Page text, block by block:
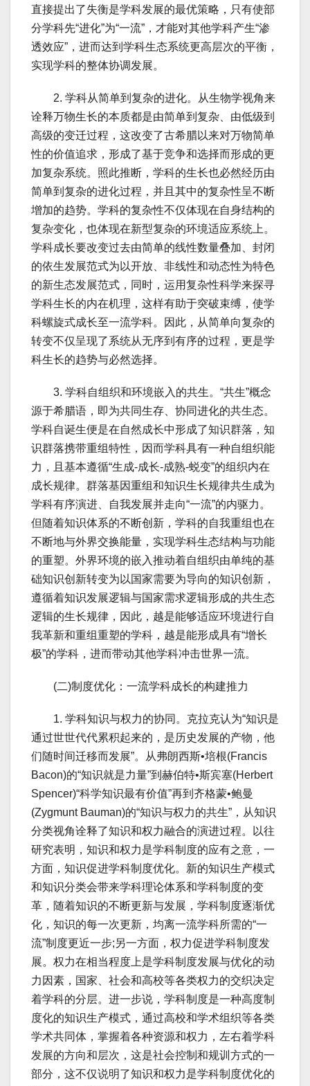
直接提出了失衡是学科发展的最优策略，只有使部
分学科先“进化”为“一流”，才能对其他学科产生“渗
透效应”，进而达到学科生态系统更高层次的平衡，
实现学科的整体协调发展。
2. 学科从简单到复杂的进化。从生物学视角来
诠释万物生长的本质都是由简单到复杂、由低级到
高级的变迁过程，这改变了古希腊以来对万物简单
性的价值追求，形成了基于竞争和选择而形成的更
加复杂系统。照此推断，学科的生长也必然经历由
简单到复杂的进化过程，并且其中的复杂性呈不断
增加的趋势。学科的复杂性不仅体现在自身结构的
复杂变化，也体现在新型复杂的环境适应系统上。
学科成长要改变过去由简单的线性数量叠加、封闭
的依生发展范式为以开放、非线性和动态性为特色
的新生态发展范式，同时，运用复杂性科学来探寻
学科生长的内在机理，这样有助于突破束缚，使学
科螺旋式成长至一流学科。因此，从简单向复杂的
转变不仅呈现了系统从无序到有序的过程，更是学
科生长的趋势与必然选择。
3. 学科自组织和环境嵌入的共生。“共生”概念
源于希腊语，即为共同生存、协同进化的共生态。
学科自诞生便是在自然成长中形成了知识群落，知
识群落携带重组特性，因而学科具有一种自组织能
力，且基本遵循“生成-成长-成熟-蜕变”的组织内在
成长规律。群落基因重组和知识生长规律共生成为
学科有序演进、自我发展并走向“一流”的内驱力。
但随着知识体系的不断创新，学科的自我重组也在
不断地与外界交换能量，实现学科生态结构与功能
的重塑。外界环境的嵌入推动着自组织由单纯的基
础知识创新转变为以国家需要为导向的知识创新，
遵循着知识发展逻辑与国家需求逻辑形成的共生态
逻辑的生长规律，因此，越是能够适应环境进行自
我革新和重组重塑的学科，越是能形成具有“增长
极”的学科，进而带动其他学科冲击世界一流。
(二)制度优化：一流学科成长的构建推力
1. 学科知识与权力的协同。克拉克认为“知识是
通过世世代代累积起来的，是历史发展的产物，他
们随时间迁移而发展”。从弗朗西斯•培根(Francis
Bacon)的“知识就是力量”到赫伯特•斯宾塞(Herbert
Spencer)“科学知识最有价值”再到齐格蒙•鲍曼
(Zygmunt Bauman)的“知识与权力的共生”，从知识
分类视角诠释了知识和权力融合的演进过程。以往
研究表明，知识和权力是学科制度的应有之意，一
方面，知识促进学科制度优化。新的知识生产模式
和知识分类会带来学科理论体系和学科制度的变
革，随着知识的不断更新与发展，学科制度逐渐优
化，知识的每一次更新，均离一流学科所需的“一
流”制度更近一步;另一方面，权力促进学科制度发
展。权力在相当程度上是学科制度发展与优化的动
力因素，国家、社会和高校等各类权力的交织决定
着学科的分层。进一步说，学科制度是一种高度制
度化的知识生产模式，通过高校和学术组织等各类
学术共同体，掌握着各种资源和权力，左右着学科
发展的方向和层次，这是社会控制和规训方式的一
部分，这不仅说明了知识和权力是学科制度优化的